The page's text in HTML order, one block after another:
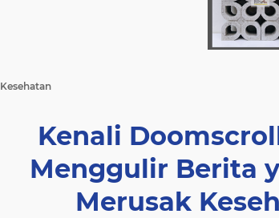
Kesehatan
Kenali
Menggulir Berita
Merusak